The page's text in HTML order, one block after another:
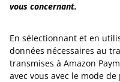
vous concernant.
En sélectionnant et en
données nécessaires au
transmises à Amazon
avec vous avec le mode